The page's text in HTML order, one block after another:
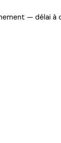
— délai à